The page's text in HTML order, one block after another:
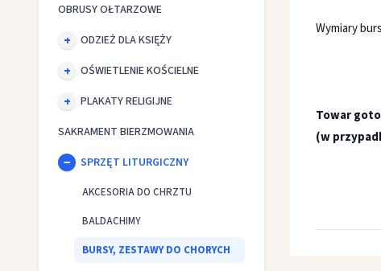
OBRUSY OŁTARZOWE
ODZIEŻ DLA KSIĘŻY
OŚWIETLENIE KOŚCIELNE
PLAKATY RELIGIJNE
SAKRAMENT BIERZMOWANIA
SPRZĘT LITURGICZNY
AKCESORIA DO CHRZTU
BALDACHIMY
BURSY, ZESTAWY DO CHORYCH
Wymiary
Towar
(w